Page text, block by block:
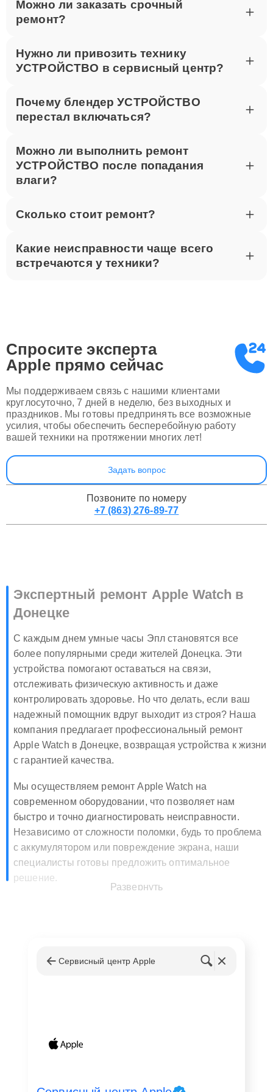
Можно ли заказать срочный
ремонт?
Нужно ли привозить технику
УСТРОЙСТВО в сервисный центр?
Почему блендер УСТРОЙСТВО
перестал включаться?
Можно ли выполнить ремонт
УСТРОЙСТВО после попадания
влаги?
Сколько стоит ремонт?
Какие неисправности чаще всего
встречаются у техники?
Спросите эксперта
Apple прямо сейчас
Мы поддерживаем связь с нашими клиентами
круглосуточно, 7 дней в неделю, без выходных и
праздников. Мы готовы предпринять все возможные
усилия, чтобы обеспечить бесперебойную работу
вашей техники на протяжении многих лет!
Задать вопрос
Позвоните по номеру
+7 (863) 276-89-77
Экспертный ремонт Apple Watch в
Донецке
С каждым днем умные часы Эпл становятся все
более популярными среди жителей Донецка. Эти
устройства помогают оставаться на связи,
отслеживать физическую активность и даже
контролировать здоровье. Но что делать, если ваш
надежный помощник вдруг выходит из строя? Наша
компания предлагает профессиональный ремонт
Apple Watch в Донецке, возвращая устройства к жизни
с гарантией качества.
Мы осуществляем ремонт Apple Watch на
современном оборудовании, что позволяет нам
быстро и точно диагностировать неисправности.
Независимо от сложности поломки, будь то проблема
с аккумулятором или повреждение экрана, наши
специалисты готовы предложить оптимальное
решение.
Выбирая наш сервисный центр для ремонта Apple
дополнительной гарантией надежности и
Мы ценим время наших клиентов и предлагаем услугу
Развернуть
Сервисный центр Apple